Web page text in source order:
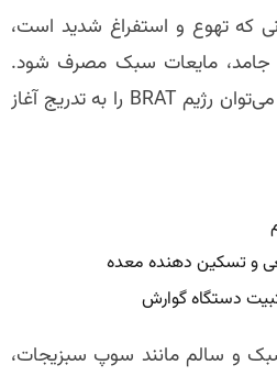
که تهوع و استفراغ شدید است،
جامد، مایعات سبک مصرف شود.
بعد از کاهش شدت علائم، می‌توان رژیم BRAT را به تدریج آغاز
و تسکین دهنده معده
دستگاه گوارش
و سالم مانند سوپ سبزیجات،